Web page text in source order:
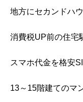
地方にセカンドハ
消費税UP前の住宅
スマホ代金を格安
13～15階建てのマ